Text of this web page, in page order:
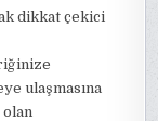
dikkat çekici
ulaşmasına